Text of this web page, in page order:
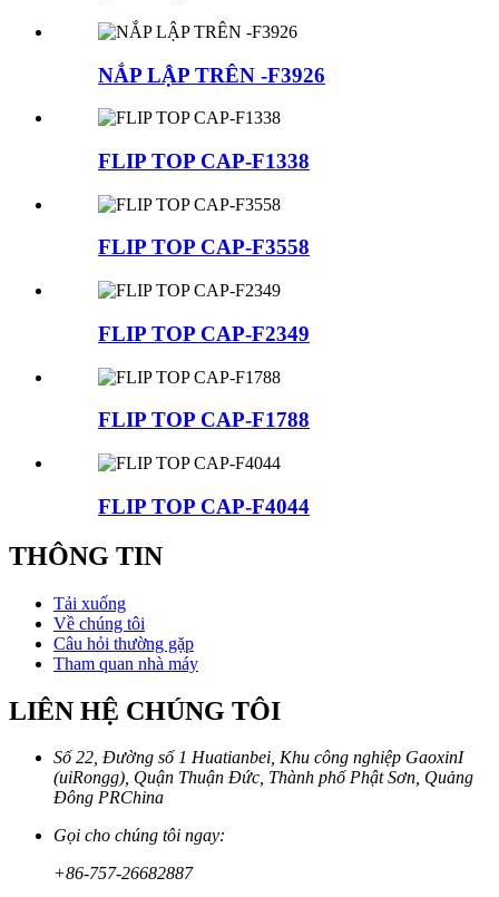
NẮP LẬP TRÊN -F3926
FLIP TOP CAP-F1338
FLIP TOP CAP-F3558
FLIP TOP CAP-F2349
FLIP TOP CAP-F1788
FLIP TOP CAP-F4044
THÔNG TIN
Tải xuống
Về chúng tôi
Câu hỏi thường gặp
Tham quan nhà máy
LIÊN HỆ CHÚNG TÔI
Số 22, Đường số 1 Huatianbei, Khu công nghiệp GaoxinI
(uiRongg), Quận Thuận Đức, Thành phố Phật Sơn, Quảng
Đông PRChina
Gọi cho chúng tôi ngay:
+86-757-26682887